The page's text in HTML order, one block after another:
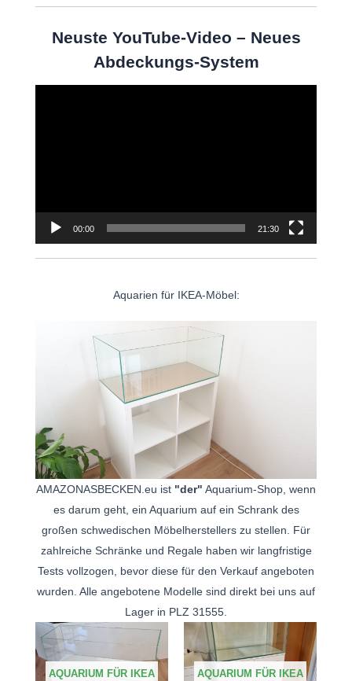
Neuste YouTube-Video – Neues
Abdeckungs-System
00:00 21:30
Aquarien für IKEA-Möbel:
AMAZONASBECKEN.eu ist "der" Aquarium-Shop, wenn
es darum geht, ein Aquarium auf ein Schrank des
großen schwedischen Möbelherstellers zu stellen. Für
zahlreiche Schränke und Regale haben wir langfristige
Tests vollzogen, bevor diese für den Verkauf angeboten
wurden. Alle angebotene Modelle sind direkt bei uns auf
Lager in PLZ 31555.
AQUARIUM FÜR IKEA
AQUARIUM FÜR IKEA